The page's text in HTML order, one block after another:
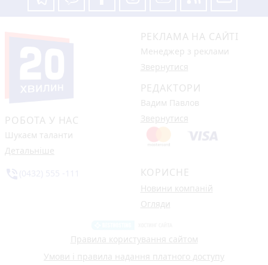
РОБОТА У НАС
Шукаєм таланти
Детальніше
РЕКЛАМА НА САЙТІ
Менеджер з реклами
Звернутися
РЕДАКТОРИ
Вадим Павлов
Звернутися
КОРИСНЕ
Новини компаній
Огляди
Правила користування сайтом
Умови і правила надання платного доступу